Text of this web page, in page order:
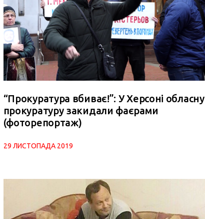
“Прокуратура вбиває!”: У Херсоні обласну
прокуратуру закидали фаєрами
(фоторепортаж)
29 ЛИСТОПАДА 2019